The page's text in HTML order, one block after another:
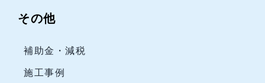
その他
補助金・減税
施工事例